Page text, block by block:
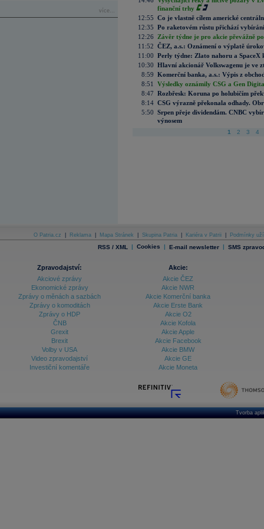
více...
finanční trhy
12:55 Co je vlastně cílem americké
12:35 Po raketovém růstu přichází
12:26
Závěr týdne je pro akcie převážně
11:52 ČEZ, a.s.: Oznámení o výplatě
11:00 Perly týdne: Zlato nahoru a SpaceX
10:30 Hlavní akcionář Volkswagenu je ve
8:59 Komerční banka, a.s.: Výpis z
8:51
Výsledky oznámily CSG a Gen
8:47 Rozbřesk: Koruna po holubičím
8:14 CSG výrazně překonala odhady.
5:50 Srpen přeje dividendám. CNBC
výnosem
1 2 3 4
O Patria.cz Reklama Mapa Stránek Skupina Patria Kariéra v Patrii Podmínky
RSS / XML | Cookies | E-mail newsletter | SMS
Zpravodajství:
Akciové zprávy
Ekonomické zprávy
Zprávy o měnách a sazbách
Zprávy o komoditách
Zprávy o HDP
ČNB
Grexit
Brexit
Volby v USA
Video zpravodajství
Investiční komentáře
Akcie:
Akcie ČEZ
Akcie NWR
Akcie Komerční banka
Akcie Erste Bank
Akcie O2
Akcie Kofola
Akcie Apple
Akcie Facebook
Akcie BMW
Akcie GE
Akcie Moneta
Tvorba